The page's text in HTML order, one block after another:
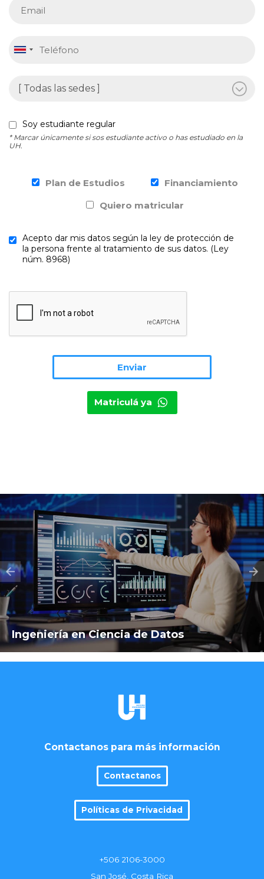
Soy estudiante regular
* Marcar únicamente si sos estudiante activo o has estudiado en la
UH.
Plan de Estudios
Financiamiento
Quiero matricular
Acepto dar mis datos según la ley de protección de
la persona frente al tratamiento de sus datos. (Ley
núm. 8968)
Matriculá ya
Ingeniería en Ciencia de Datos
Contactanos para más información
Contactanos
Políticas de Privacidad
+506 2106-3000
San José, Costa Rica